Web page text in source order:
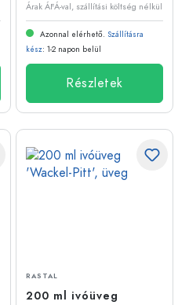
Árak ÁFÁ-val, szállítási költség nélkül
Azonnal elérhető. Szállításra
kész: 1-2 napon belül
Részletek
RASTAL
200 ml ivóüveg